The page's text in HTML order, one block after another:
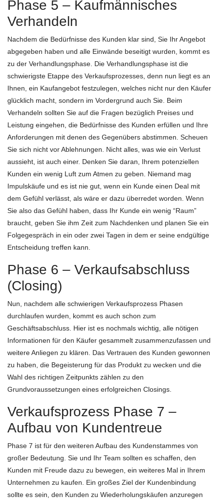
Phase 5 – Kaufmännisches
Verhandeln
Nachdem die Bedürfnisse des Kunden klar sind, Sie Ihr Angebot
abgegeben haben und alle Einwände beseitigt wurden, kommt es
zu der Verhandlungsphase. Die Verhandlungsphase ist die
schwierigste Etappe des Verkaufsprozesses, denn nun liegt es an
Ihnen, ein Kaufangebot festzulegen, welches nicht nur den Käufer
glücklich macht, sondern im Vordergrund auch Sie. Beim
Verhandeln sollten Sie auf die Fragen bezüglich Preises und
Leistung eingehen, die Bedürfnisse des Kunden erfüllen und Ihre
Anforderungen mit denen des Gegenübers abstimmen. Scheuen
Sie sich nicht vor Ablehnungen. Nicht alles, was wie ein Verlust
aussieht, ist auch einer. Denken Sie daran, Ihrem potenziellen
Kunden ein wenig Luft zum Atmen zu geben. Niemand mag
Impulskäufe und es ist nie gut, wenn ein Kunde einen Deal mit
dem Gefühl verlässt, als wäre er dazu überredet worden. Wenn
Sie also das Gefühl haben, dass Ihr Kunde ein wenig “Raum”
braucht, geben Sie ihm Zeit zum Nachdenken und planen Sie ein
Folgegespräch in ein oder zwei Tagen in dem er seine endgültige
Entscheidung treffen kann.
Phase 6 – Verkaufsabschluss
(Closing)
Nun, nachdem alle schwierigen Verkaufsprozess Phasen
durchlaufen wurden, kommt es auch schon zum
Geschäftsabschluss. Hier ist es nochmals wichtig, alle nötigen
Informationen für den Käufer gesammelt zusammenzufassen und
weitere Anliegen zu klären. Das Vertrauen des Kunden gewonnen
zu haben, die Begeisterung für das Produkt zu wecken und die
Wahl des richtigen Zeitpunkts zählen zu den
Grundvoraussetzungen eines erfolgreichen Closings.
Verkaufsprozess Phase 7 –
Aufbau von Kundentreue
Phase 7 ist für den weiteren Aufbau des Kundenstammes von
großer Bedeutung. Sie und Ihr Team sollten es schaffen, den
Kunden mit Freude dazu zu bewegen, ein weiteres Mal in Ihrem
Unternehmen zu kaufen. Ein großes Ziel der Kundenbindung
sollte es sein, den Kunden zu Wiederholungskäufen anzuregen